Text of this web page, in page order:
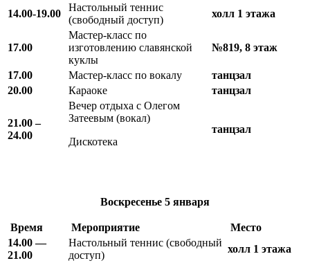
14.00-19.00
Настольный теннис
(свободный доступ)
холл 1 этажа
17.00
Мастер-класс по
изготовлению славянской
куклы
№819, 8 этаж
17.00 Мастер-класс по вокалу
танцзал
20.00
Караоке танцзал
21.00 –
24.00
Вечер отдыха с Олегом
Затеевым (вокал)
Дискотека
танцзал
Воскресенье 5 января
Время Мероприятие
Место
14.00 —
21.00
Настольный теннис (свободный
доступ)
холл 1 этажа